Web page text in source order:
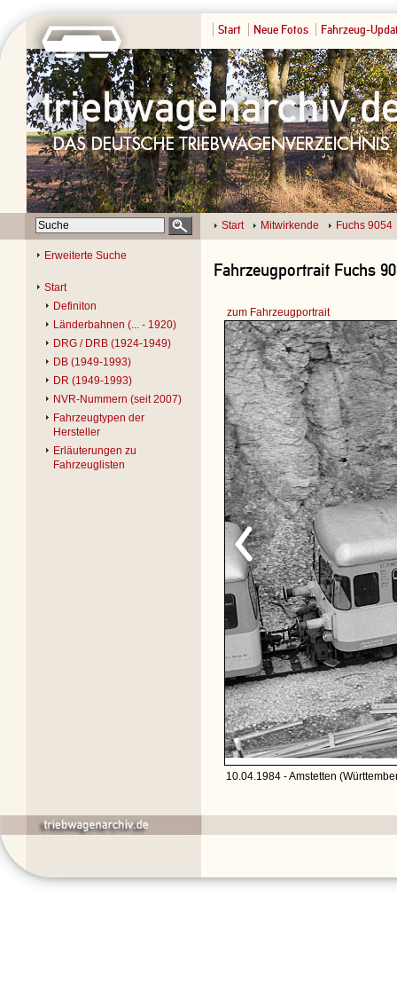
Start Neue Fotos Fahrzeug-
Start Mitwirkende Fuchs 9054
Erweiterte Suche
Start
Definiton
Länderbahnen (... - 1920)
DRG / DRB (1924-1949)
DB (1949-1993)
DR (1949-1993)
NVR-Nummern (seit 2007)
Fahrzeugtypen der
Hersteller
Erläuterungen zu
Fahrzeuglisten
Fahrzeugportrait Fuchs
zum Fahrzeugportrait
10.04.1984 - Amstetten